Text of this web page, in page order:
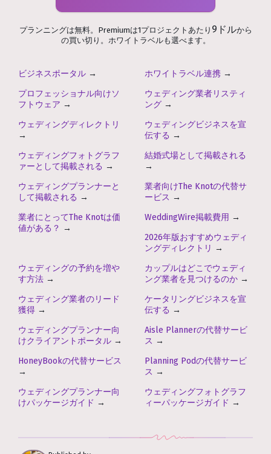
プランニングは無料。Premiumは1プロジェクトあたり 9ドルから
の買い切り。ホワイトラベルも選べます。
ビジネスポータル → ホワイトラベル連携 →
プロフェッショナル向けソ
フトウェア →
ウェディング業者リスティ
ング →
ウェディングディレクトリ
→
ウェディングビジネスを宣
伝する →
ウェディングフォトグラフ
ァーとして掲載される →
結婚式場として掲載される
→
ウェディングプランナーと
して掲載される →
業者向けThe Knotの代替サ
ービス →
業者にとってThe Knotは価
値がある？ →
WeddingWire掲載費用 →
2026年版おすすめウェディ
ングディレクトリ →
ウェディングの予約を増や
す方法 →
カップルはどこでウェディ
ング業者を見つけるのか →
ウェディング業者のリード
獲得 →
ケータリングビジネスを宣
伝する →
ウェディングプランナー向
けクライアントポータル →
Aisle Plannerの代替サービ
ス →
HoneyBookの代替サービス
→
Planning Podの代替サービ
ス →
ウェディングプランナー向
けパッケージガイド →
ウェディングフォトグラフ
ィーパッケージガイド →